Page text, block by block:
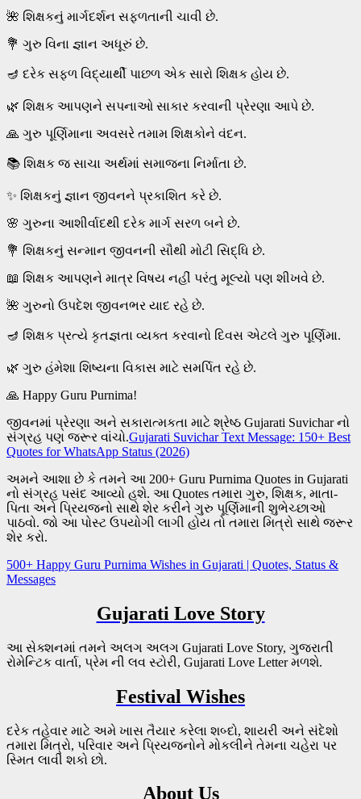
🌺 શિક્ષકનું માર્ગદર્શન સફળતાની ચાવી છે.
💐 ગુરુ વિના જ્ઞાન અધૂરું છે.
🪔 દરેક સફળ વિદ્યાર્થી પાછળ એક સારો શિક્ષક હોય છે.
🌿 શિક્ષક આપણને સપનાઓ સાકાર કરવાની પ્રેરણા આપે છે.
🙏 ગુરુ પૂર્ણિમાના અવસરે તમામ શિક્ષકોને વંદન.
📚 શિક્ષક જ સાચા અર્થમાં સમાજના નિર્માતા છે.
✨ શિક્ષકનું જ્ઞાન જીવનને પ્રકાશિત કરે છે.
🌸 ગુરુના આશીર્વાદથી દરેક માર્ગ સરળ બને છે.
💐 શિક્ષકનું સન્માન જીવનની સૌથી મોટી સિદ્ધિ છે.
📖 શિક્ષક આપણને માત્ર વિષય નહીં પરંતુ મૂલ્યો પણ શીખવે છે.
🌺 ગુરુનો ઉપદેશ જીવનભર યાદ રહે છે.
🪔 શિક્ષક પ્રત્યે કૃતજ્ઞતા વ્યક્ત કરવાનો દિવસ એટલે ગુરુ પૂર્ણિમા.
🌿 ગુરુ હંમેશા શિષ્યના વિકાસ માટે સમર્પિત રહે છે.
🙏 Happy Guru Purnima!
જીવનમાં પ્રેરણા અને સકારાત્મકતા માટે શ્રેષ્ઠ Gujarati Suvichar નો
સંગ્રહ પણ જરૂર વાંચો.Gujarati Suvichar Text Message: 150+ Best
Quotes for WhatsApp Status (2026)
અમને આશા છે કે તમને આ 200+ Guru Purnima Quotes in Gujarati
નો સંગ્રહ પસંદ આવ્યો હશે. આ Quotes તમારા ગુરુ, શિક્ષક, માતા-
પિતા અને પ્રિયજનો સાથે શેર કરીને ગુરુ પૂર્ણિમાની શુભેચ્છાઓ
પાઠવો. જો આ પોસ્ટ ઉપયોગી લાગી હોય તો તમારા મિત્રો સાથે જરૂર
શેર કરો.
500+ Happy Guru Purnima Wishes in Gujarati | Quotes, Status &
Messages
Gujarati Love Story
આ સેક્શનમાં તમને અલગ અલગ Gujarati Love Story, ગુજરાતી
રોમેન્ટિક વાર્તા, પ્રેમ ની લવ સ્ટોરી, Gujarati Love Letter મળશે.
Festival Wishes
દરેક તહેવાર માટે અમે ખાસ તૈયાર કરેલા શબ્દો, શાયરી અને સંદેશો
તમારા મિત્રો, પરિવાર અને પ્રિયજનોને મોકલીને તેમના ચહેરા પર
સ્મિત લાવી શકો છો.
About Us